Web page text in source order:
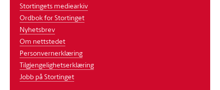
Stortingets mediearkiv
Ordbok for Stortinget
Nyhetsbrev
Om nettstedet
Personvernerklæring
Tilgjengelighetserklæring
Jobb på Stortinget